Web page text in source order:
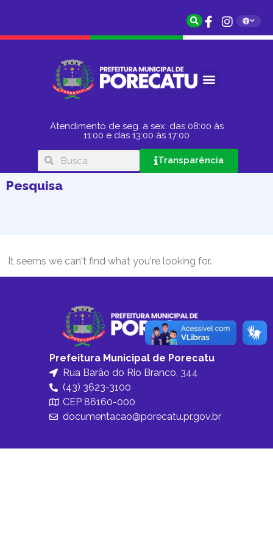
Atendimento de seg. a sex. das 08:00 às
11:00 e das 13:00 às 17:00
Transparência
Pesquisa
It seems we can't find what you're looking for.
Prefeitura Municipal de Porecatu
Rua Barão do Rio Branco, 344
(43) 3623-3100
CEP 86160-000
documentacao@porecatu.pr.gov.br